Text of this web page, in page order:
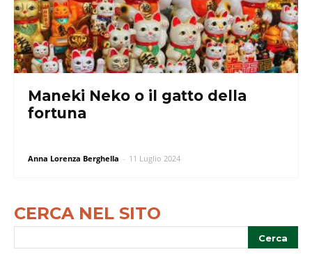
Maneki Neko o il gatto della
fortuna
Anna Lorenza Berghella - 11 Luglio 2024
CERCA NEL SITO